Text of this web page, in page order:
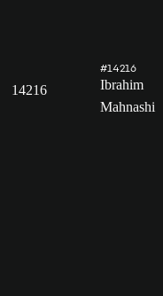
14216
#14216
Ibrahim
Mahnashi